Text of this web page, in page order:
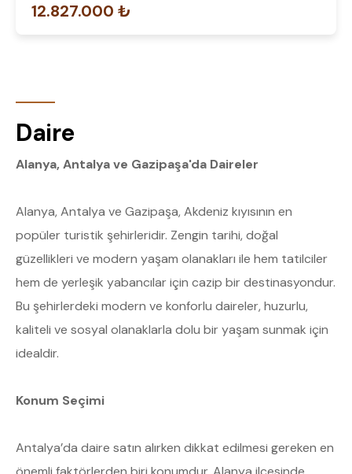
12.827.000 ₺
Daire
Alanya, Antalya ve Gazipaşa'da Daireler
Alanya, Antalya ve Gazipaşa, Akdeniz kıyısının en
popüler turistik şehirleridir. Zengin tarihi, doğal
güzellikleri ve modern yaşam olanakları ile hem tatilciler
hem de yerleşik yabancılar için cazip bir destinasyondur.
Bu şehirlerdeki modern ve konforlu daireler, huzurlu,
kaliteli ve sosyal olanaklarla dolu bir yaşam sunmak için
idealdir.
Konum Seçimi
Antalya’da daire satın alırken dikkat edilmesi gereken en